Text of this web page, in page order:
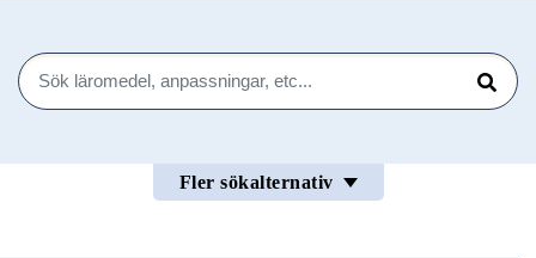
Sök
Sök
Fler sökalternativ